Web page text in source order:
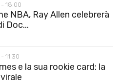
18:00
NBA, Ray Allen celebrerà
Doc...
11:30
e la sua rookie card: la